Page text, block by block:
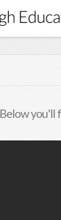
Below you'll